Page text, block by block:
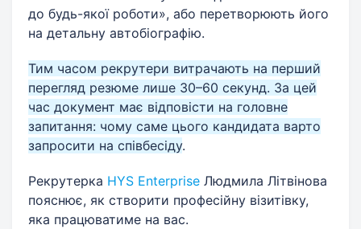
до будь-якої роботи», або перетворюють його
на детальну автобіографію.
Тим часом рекрутери витрачають на перший
перегляд резюме лише 30–60 секунд. За цей
час документ має відповісти на головне
запитання: чому саме цього кандидата варто
запросити на співбесіду.
Рекрутерка HYS Enterprise Людмила Літвінова
пояснює, як створити професійну візитівку,
яка працюватиме на вас.